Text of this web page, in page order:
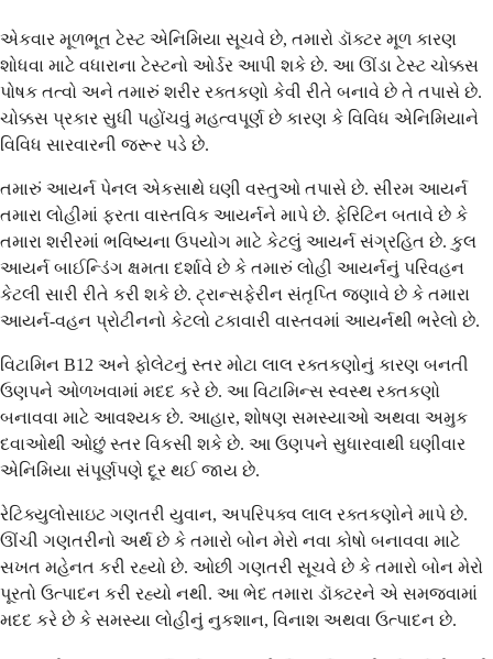
એકવાર મૂળભૂત ટેસ્ટ એનિમિયા સૂચવે છે, તમારો ડૉક્ટર મૂળ કારણ
શોધવા માટે વધારાના ટેસ્ટનો ઓર્ડર આપી શકે છે. આ ઊંડા ટેસ્ટ ચોક્કસ
પોષક તત્વો અને તમારું શરીર રક્તકણો કેવી રીતે બનાવે છે તે તપાસે છે.
ચોક્કસ પ્રકાર સુધી પહોંચવું મહત્વપૂર્ણ છે કારણ કે વિવિધ એનિમિયાને
વિવિધ સારવારની જરૂર પડે છે.
તમારું આયર્ન પેનલ એકસાથે ઘણી વસ્તુઓ તપાસે છે. સીરમ આયર્ન
તમારા લોહીમાં ફરતા વાસ્તવિક આયર્નને માપે છે. ફેરિટિન બતાવે છે કે
તમારા શરીરમાં ભવિષ્યના ઉપયોગ માટે કેટલું આયર્ન સંગ્રહિત છે. કુલ
આયર્ન બાઈન્ડિંગ ક્ષમતા દર્શાવે છે કે તમારું લોહી આયર્નનું પરિવહન
કેટલી સારી રીતે કરી શકે છે. ટ્રાન્સફેરીન સંતૃપ્તિ જણાવે છે કે તમારા
આયર્ન-વહન પ્રોટીનનો કેટલો ટકાવારી વાસ્તવમાં આયર્નથી ભરેલો છે.
વિટામિન B12 અને ફોલેટનું સ્તર મોટા લાલ રક્તકણોનું કારણ બનતી
ઉણપને ઓળખવામાં મદદ કરે છે. આ વિટામિન્સ સ્વસ્થ રક્તકણો
બનાવવા માટે આવશ્યક છે. આહાર, શોષણ સમસ્યાઓ અથવા અમુક
દવાઓથી ઓછું સ્તર વિકસી શકે છે. આ ઉણપને સુધારવાથી ઘણીવાર
એનિમિયા સંપૂર્ણપણે દૂર થઈ જાય છે.
રેટિક્યુલોસાઇટ ગણતરી યુવાન, અપરિપક્વ લાલ રક્તકણોને માપે છે.
ઊંચી ગણતરીનો અર્થ છે કે તમારો બોન મેરો નવા કોષો બનાવવા માટે
સખત મહેનત કરી રહ્યો છે. ઓછી ગણતરી સૂચવે છે કે તમારો બોન મેરો
પૂરતો ઉત્પાદન કરી રહ્યો નથી. આ ભેદ તમારા ડૉક્ટરને એ સમજવામાં
મદદ કરે છે કે સમસ્યા લોહીનું નુકશાન, વિનાશ અથવા ઉત્પાદન છે.